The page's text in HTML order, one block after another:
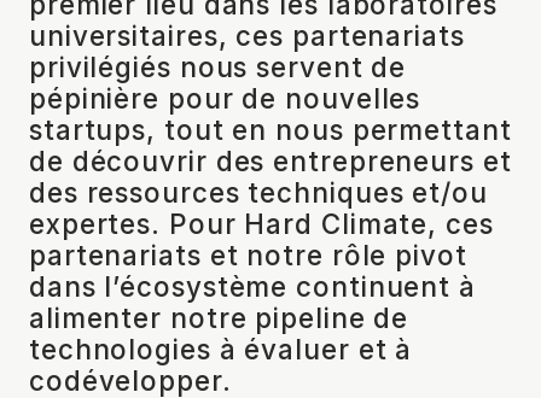
universitaires, ces partenariats
privilégiés nous servent de
pépinière pour de nouvelles
startups, tout en nous permettant
de découvrir des entrepreneurs et
des ressources techniques et/ou
expertes. Pour Hard Climate, ces
partenariats et notre rôle pivot
dans l’écosystème continuent à
alimenter notre pipeline de
technologies à évaluer et à
codévelopper.